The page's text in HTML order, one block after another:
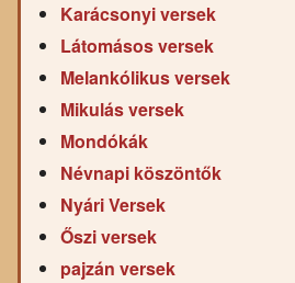
Karácsonyi versek
Látomásos versek
Melankólikus versek
Mikulás versek
Mondókák
Névnapi köszöntők
Nyári Versek
Őszi versek
pajzán versek